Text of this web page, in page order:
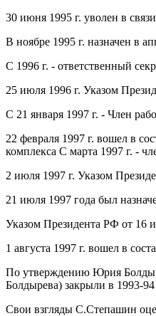
30 июня 1995 г. уволен в
В ноябре 1995 г. назначен в
С 1996 г. - ответственный
25 июля 1996 г. Указом
С 21 января 1997 г. - Член
22 февраля 1997 г. вошел в
комплекса С марта 1997 г. -
2 июля 1997 г. Указом
21 июля 1997 года был
Указом Президента РФ от 16
1 августа 1997 г. вошел в
По утверждению Юрия
Болдырева) закрыли в 1993-
Свои взгляды С.Степашин